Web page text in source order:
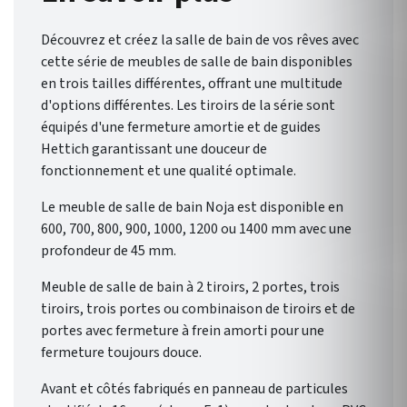
ressemble.
Découvrez et créez la salle de bain de vos rêves avec
cette série de meubles de salle de bain disponibles
en trois tailles différentes, offrant une multitude
d'options différentes. Les tiroirs de la série sont
équipés d'une fermeture amortie et de guides
Hettich garantissant une douceur de
fonctionnement et une qualité optimale.
Le meuble de salle de bain Noja est disponible en
600, 700, 800, 900, 1000, 1200 ou 1400 mm avec une
profondeur de 45 mm.
Meuble de salle de bain à 2 tiroirs, 2 portes, trois
tiroirs, trois portes ou combinaison de tiroirs et de
portes avec fermeture à frein amorti pour une
fermeture toujours douce.
Avant et côtés fabriqués en panneau de particules